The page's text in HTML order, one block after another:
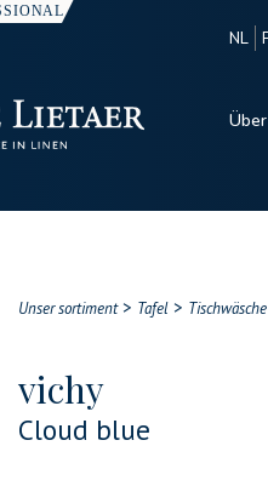
NL
Unser sortiment> Tafel> Tischwäsche
vichy
Cloud blue